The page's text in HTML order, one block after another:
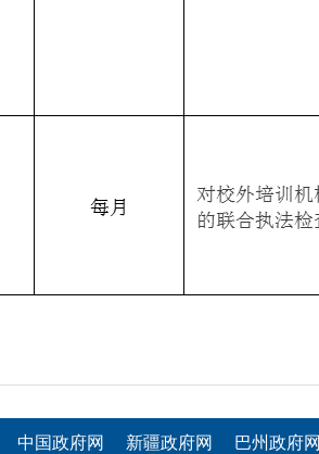
中国政府网 新疆政府网 巴州政府网